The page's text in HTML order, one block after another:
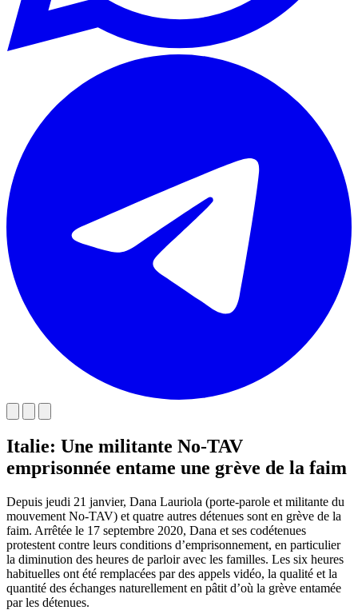
Italie: Une militante No-TAV
emprisonnée entame une grève de la faim
Depuis jeudi 21 janvier, Dana Lauriola (porte-parole et militante du
mouvement No-TAV) et quatre autres détenues sont en grève de la
faim. Arrêtée le 17 septembre 2020, Dana et ses codétenues
protestent contre leurs conditions d’emprisonnement, en particulier
la diminution des heures de parloir avec les familles. Les six heures
habituelles ont été remplacées par des appels vidéo, la qualité et la
quantité des échanges naturellement en pâtit d’où la grève entamée
par les détenues.